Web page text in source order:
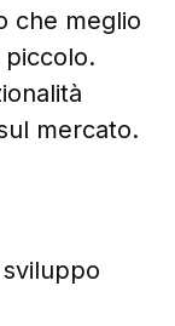
che meglio
piccolo.
mercato.